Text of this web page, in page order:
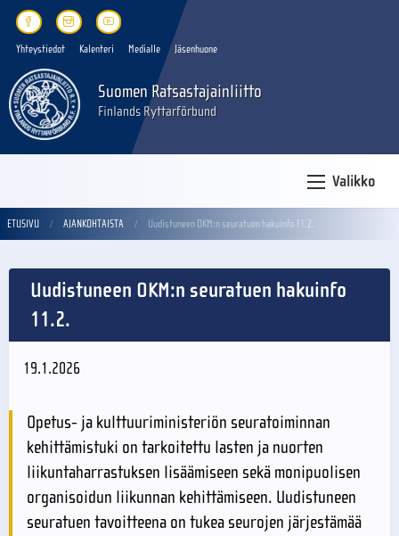
Yhteystiedot Kalenteri Medialle Jäsenhuone
Suomen Ratsastajainliitto
Finlands Ryttarförbund
Valikko
ETUSIVU AJANKOHTAISTA Uudistuneen OKM:n seuratuen hakuinfo 11.2.
Uudistuneen OKM:n seuratuen hakuinfo
11.2.
19.1.2026
Opetus- ja kulttuuriministeriön seuratoiminnan
kehittämistuki on tarkoitettu lasten ja nuorten
liikuntaharrastuksen lisäämiseen sekä monipuolisen
organisoidun liikunnan kehittämiseen. Uudistuneen
seuratuen tavoitteena on tukea seurojen järjestämää